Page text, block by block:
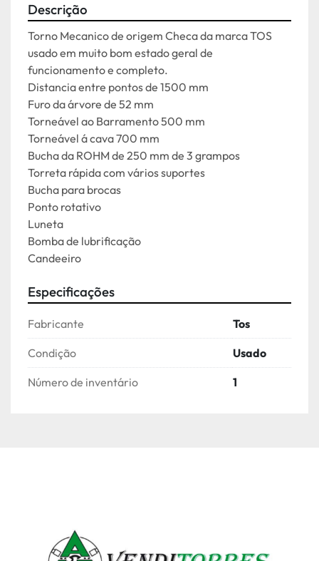
Descrição
Torno Mecanico de origem Checa da marca TOS
usado em muito bom estado geral de
funcionamento e completo.
Distancia entre pontos de 1500 mm
Furo da árvore de 52 mm
Torneável ao Barramento 500 mm
Torneável á cava 700 mm
Bucha da ROHM de 250 mm de 3 grampos
Torreta rápida com vários suportes
Bucha para brocas
Ponto rotativo
Luneta
Bomba de lubrificação
Candeeiro
Especificações
Fabricante Tos
Condição Usado
Número de inventário 1